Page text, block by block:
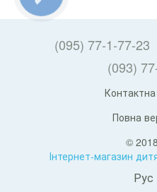
(095) 77-1-77-23
(093)
Повна
©
Інтернет-магазин
Рус